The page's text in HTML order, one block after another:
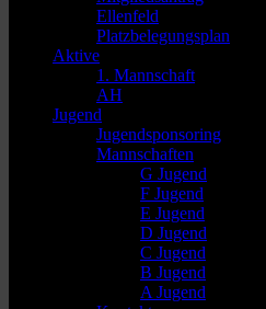
Ellenfeld
Platzbelegungsplan
Aktive
1. Mannschaft
AH
Jugend
Jugendsponsoring
Mannschaften
G Jugend
F Jugend
E Jugend
D Jugend
C Jugend
B Jugend
A Jugend